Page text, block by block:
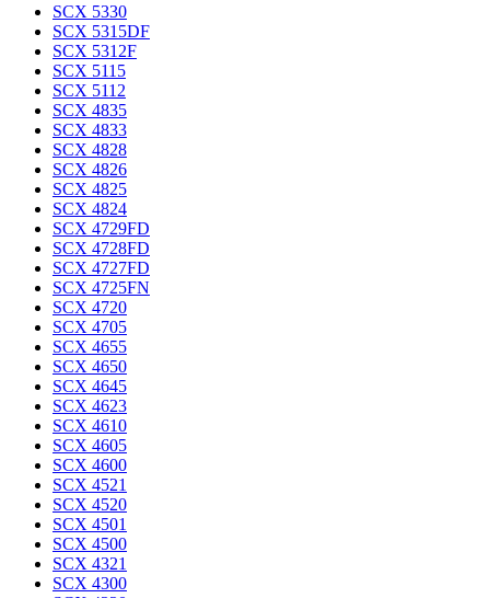
SCX 5330
SCX 5315DF
SCX 5312F
SCX 5115
SCX 5112
SCX 4835
SCX 4833
SCX 4828
SCX 4826
SCX 4825
SCX 4824
SCX 4729FD
SCX 4728FD
SCX 4727FD
SCX 4725FN
SCX 4720
SCX 4705
SCX 4655
SCX 4650
SCX 4645
SCX 4623
SCX 4610
SCX 4605
SCX 4600
SCX 4521
SCX 4520
SCX 4501
SCX 4500
SCX 4321
SCX 4300